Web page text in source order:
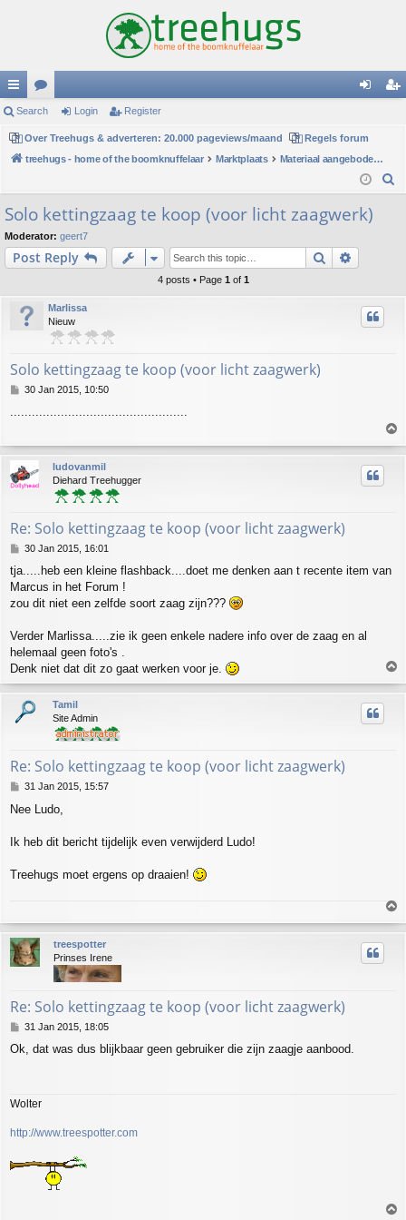
ui
ck
lin
ks
or
u
m
s
in
Search Login Register
Over Treehugs & adverteren: 20.000 pageviews/maand
Regels forum
treehugs - home of the boomknuffelaar
Marktplaats
Materiaal aangeboden/gezocht
Solo kettingzaag te koop (voor licht zaagwerk)
Moderator: geert7
Post Reply Search
4 posts • Page 1 of 1
Marlissa
Nieuw
Solo kettingzaag te koop (voor licht zaagwerk)
P
s
30 Jan 2015, 10:50
.................................................
o
p
ludovanmil
Diehard Treehugger
Re: Solo kettingzaag te koop (voor licht zaagwerk)
P
s
t
30 Jan 2015, 16:01
tja.....heb een kleine flashback....doet me denken aan t recente item van
Marcus in het Forum !
zou dit niet een zelfde soort zaag zijn???
Verder Marlissa.....zie ik geen enkele nadere info over de zaag en al
helemaal geen foto's .
Denk niet dat dit zo gaat werken voor je.
o
p
Tamil
Site Admin
Re: Solo kettingzaag te koop (voor licht zaagwerk)
P
s
31 Jan 2015, 15:57
Nee Ludo,
Ik heb dit bericht tijdelijk even verwijderd Ludo!
Treehugs moet ergens op draaien!
o
p
treespotter
Prinses Irene
Re: Solo kettingzaag te koop (voor licht zaagwerk)
P
s
31 Jan 2015, 18:05
Ok, dat was dus blijkbaar geen gebruiker die zijn zaagje aanbood.
Wolter
http://www.treespotter.com